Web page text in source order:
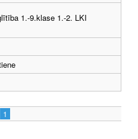
1.-9.klase 1.-2. LKI
1